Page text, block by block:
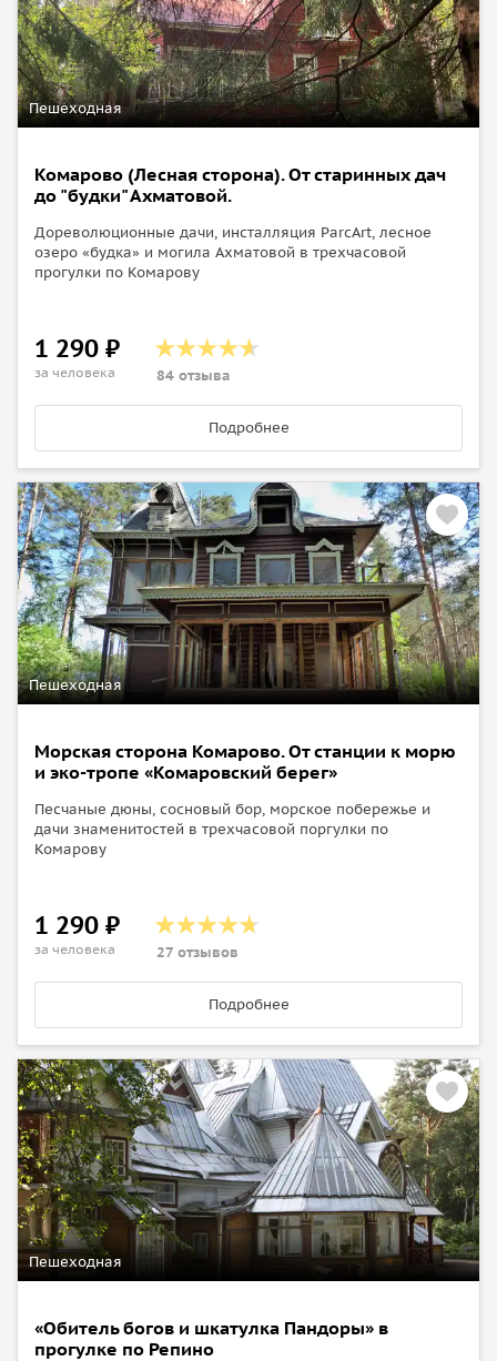
Пешеходная
Комарово (Лесная сторона). От старинных дач
до "будки" Ахматовой.
Дореволюционные дачи, инсталляция ParcArt, лесное
озеро «будка» и могила Ахматовой в трехчасовой
прогулки по Комарову
1 290 ₽
за человека 84 отзыва
Подробнее
Пешеходная
Морская сторона Комарово. От станции к морю
и эко-тропе «Комаровский берег»
Песчаные дюны, сосновый бор, морское побережье и
дачи знаменитостей в трехчасовой поргулки по
Комарову
1 290 ₽
за человека 27 отзывов
Подробнее
Пешеходная
«Обитель богов и шкатулка Пандоры» в
прогулке по Репино